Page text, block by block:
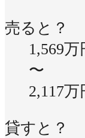
売ると？
1,569万
〜
2,117万
貸すと？